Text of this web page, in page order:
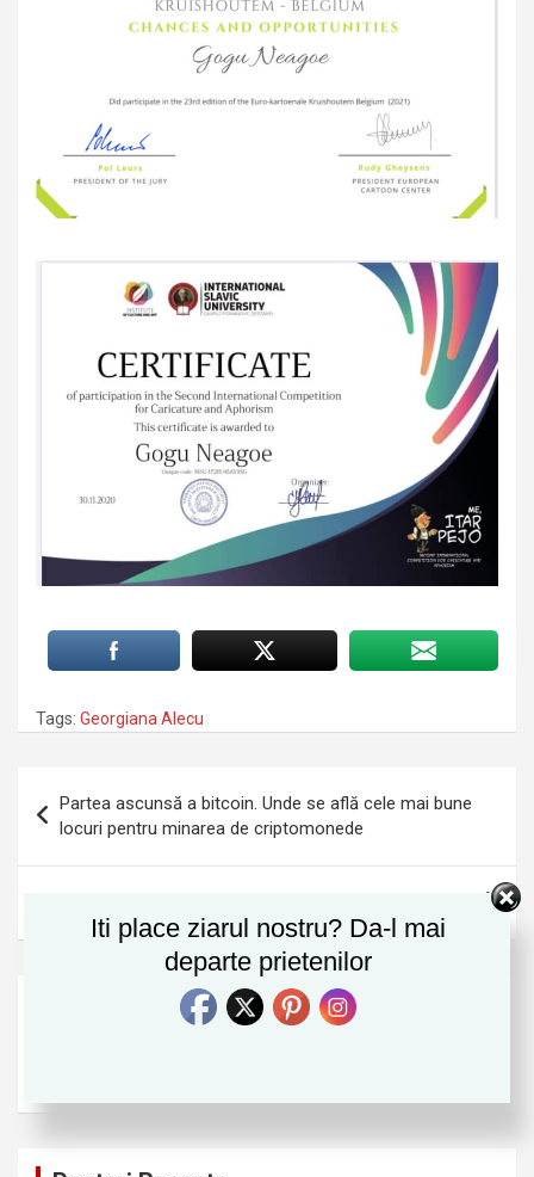
Tags: Georgiana Alecu
în
articole
Partea ascunsă a bitcoin. Unde se află cele mai bune
locuri pentru minarea de criptomonede
a
Iti place ziarul nostru? Da-l mai
departe prietenilor